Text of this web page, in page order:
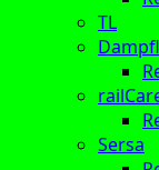
TL
Sersa